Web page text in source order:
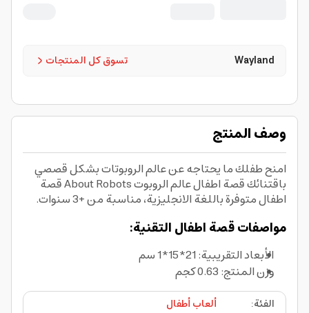
تسوق كل المنتجات Wayland
وصف المنتج
امنح طفلك ما يحتاجه عن عالم الروبوتات بشكل قصصي
باقتنائك قصة اطفال عالم الروبوت About Robots قصة
اطفال متوفرة باللغة الانجليزية، مناسبة من +3 سنوات.
مواصفات قصة اطفال التقنية:
الأبعاد التقريبية: 21*15*1 سم
وزن المنتج: 0.63 كجم
الفئة:
ألعاب أطفال